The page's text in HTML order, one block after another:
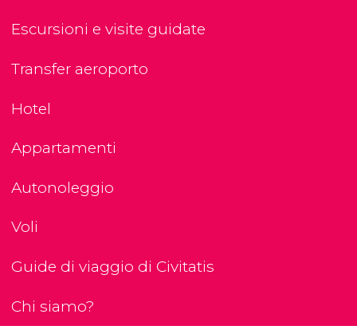
Escursioni e visite guidate
Transfer aeroporto
Hotel
Appartamenti
Autonoleggio
Voli
Guide di viaggio di Civitatis
Chi siamo?